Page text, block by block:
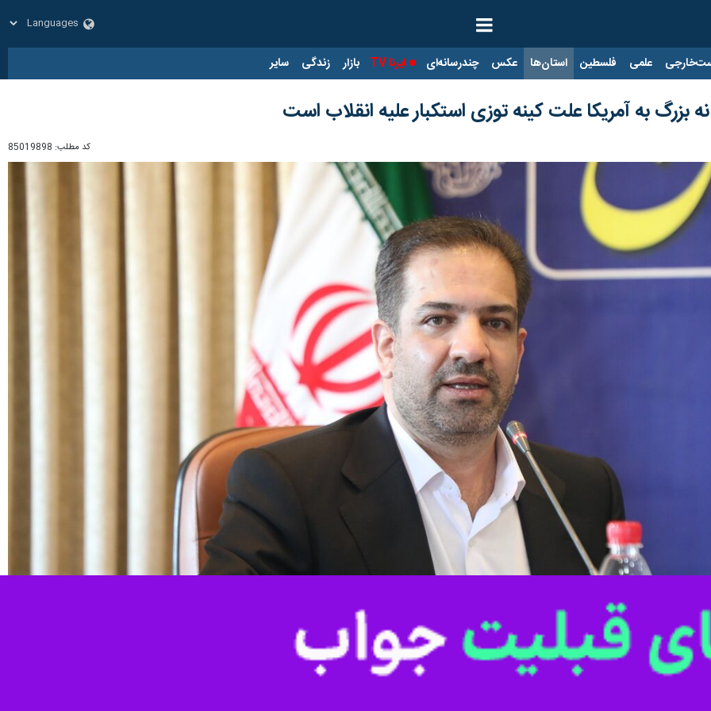
علمی فلسطین استان‌ها عکس چندرسانه‌ای ایرنا TV بازار زندگی سایر
بزرگ به آمریکا علت کینه توزی استکبار علیه انقلاب است
کد مطلب: 85019898